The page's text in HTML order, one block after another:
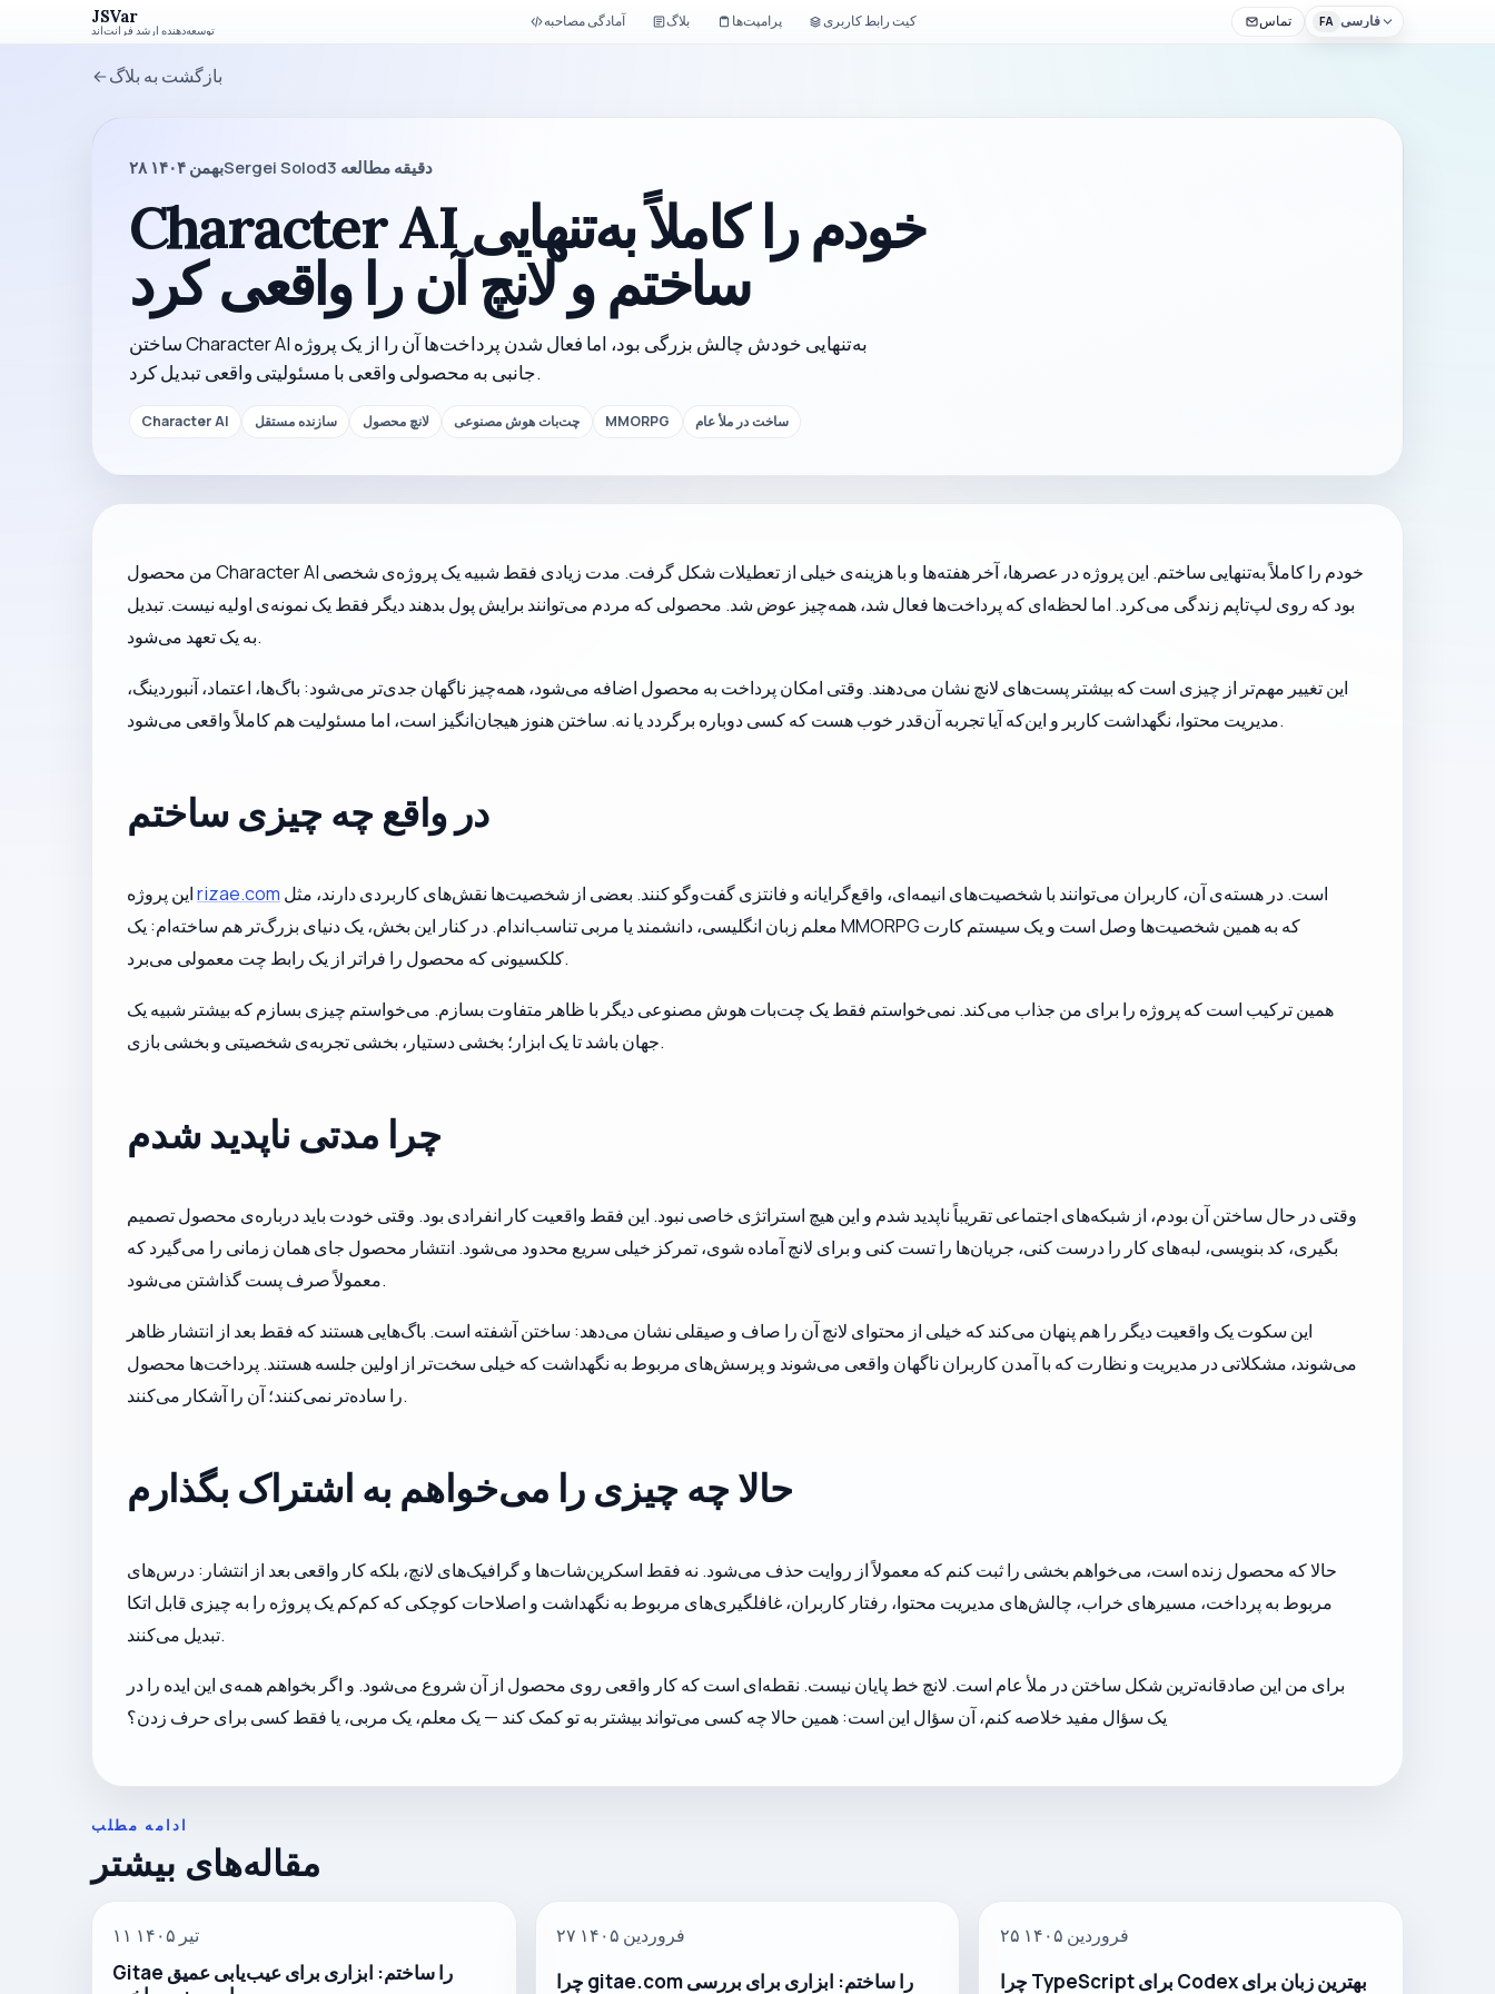
JSVar
توسعه‌دهنده ارشد فرانت‌اند آمادگی مصاحبه بلاگ پرامپت‌ها کیت رابط کاربری تماس FA فارسی
بازگشت به بلاگ
۲۸ بهمن ۱۴۰۴Sergei Solod3 دقیقه مطالعه
Character AI خودم را کاملاً به‌تنهایی
ساختم و لانچ آن را واقعی کرد
ساختن Character AI به‌تنهایی خودش چالش بزرگی بود، اما فعال شدن پرداخت‌ها آن را از یک پروژه
جانبی به محصولی واقعی با مسئولیتی واقعی تبدیل کرد.
Character AI سازنده مستقل لانچ محصول چت‌بات هوش مصنوعی MMORPG ساخت در ملأ عام
من محصول Character AI خودم را کاملاً به‌تنهایی ساختم. این پروژه در عصرها، آخر هفته‌ها و با هزینه‌ی خیلی از تعطیلات شکل گرفت. مدت زیادی فقط شبیه یک پروژه‌ی شخصی
بود که روی لپ‌تاپم زندگی می‌کرد. اما لحظه‌ای که پرداخت‌ها فعال شد، همه‌چیز عوض شد. محصولی که مردم می‌توانند برایش پول بدهند دیگر فقط یک نمونه‌ی اولیه نیست. تبدیل
به یک تعهد می‌شود.
این تغییر مهم‌تر از چیزی است که بیشتر پست‌های لانچ نشان می‌دهند. وقتی امکان پرداخت به محصول اضافه می‌شود، همه‌چیز ناگهان جدی‌تر می‌شود: باگ‌ها، اعتماد، آنبوردینگ،
مدیریت محتوا، نگهداشت کاربر و این‌که آیا تجربه آن‌قدر خوب هست که کسی دوباره برگردد یا نه. ساختن هنوز هیجان‌انگیز است، اما مسئولیت هم کاملاً واقعی می‌شود.
در واقع چه چیزی ساختم
این پروژهrizae.com
معلم زبان انگلیسی، دانشمند یا مربی تناسب‌اندام. در کنار این بخش، یک دنیای بزرگ‌تر هم ساخته‌ام: یک MMORPG که به همین شخصیت‌ها وصل است و یک سیستم کارت
کلکسیونی که محصول را فراتر از یک رابط چت معمولی می‌برد.
همین ترکیب است که پروژه را برای من جذاب می‌کند. نمی‌خواستم فقط یک چت‌بات هوش مصنوعی دیگر با ظاهر متفاوت بسازم. می‌خواستم چیزی بسازم که بیشتر شبیه یک
جهان باشد تا یک ابزار؛ بخشی دستیار، بخشی تجربه‌ی شخصیتی و بخشی بازی.
چرا مدتی ناپدید شدم
وقتی در حال ساختن آن بودم، از شبکه‌های اجتماعی تقریباً ناپدید شدم و این هیچ استراتژی خاصی نبود. این فقط واقعیت کار انفرادی بود. وقتی خودت باید درباره‌ی محصول تصمیم
بگیری، کد بنویسی، لبه‌های کار را درست کنی، جریان‌ها را تست کنی و برای لانچ آماده شوی، تمرکز خیلی سریع محدود می‌شود. انتشار محصول جای همان زمانی را می‌گیرد که
معمولاً صرف پست گذاشتن می‌شود.
این سکوت یک واقعیت دیگر را هم پنهان می‌کند که خیلی از محتوای لانچ آن را صاف و صیقلی نشان می‌دهد: ساختن آشفته است. باگ‌هایی هستند که فقط بعد از انتشار ظاهر
می‌شوند، مشکلاتی در مدیریت و نظارت که با آمدن کاربران ناگهان واقعی می‌شوند و پرسش‌های مربوط به نگهداشت که خیلی سخت‌تر از اولین جلسه هستند. پرداخت‌ها محصول
را ساده‌تر نمی‌کنند؛ آن را آشکار می‌کنند.
حالا چه چیزی را می‌خواهم به اشتراک بگذارم
حالا که محصول زنده است، می‌خواهم بخشی را ثبت کنم که معمولاً از روایت حذف می‌شود. نه فقط اسکرین‌شات‌ها و گرافیک‌های لانچ، بلکه کار واقعی بعد از انتشار: درس‌های
مربوط به پرداخت، مسیرهای خراب، چالش‌های مدیریت محتوا، رفتار کاربران، غافلگیری‌های مربوط به نگهداشت و اصلاحات کوچکی که کم‌کم یک پروژه را به چیزی قابل اتکا
تبدیل می‌کنند.
برای من این صادقانه‌ترین شکل ساختن در ملأ عام است. لانچ خط پایان نیست. نقطه‌ای است که کار واقعی روی محصول از آن شروع می‌شود. و اگر بخواهم همه‌ی این ایده را در
یک سؤال مفید خلاصه کنم، آن سؤال این است: همین حالا چه کسی می‌تواند بیشتر به تو کمک کند — یک معلم، یک مربی، یا فقط کسی برای حرف زدن؟
ادامه مطلب
مقاله‌های بیشتر
۱۱ تیر ۱۴۰۵
Gitae را ساختم: ابزاری برای عیب‌یابی عمیق
۲۷ فروردین ۱۴۰۵
چرا gitae.com را ساختم: ابزاری برای بررسی
۲۵ فروردین ۱۴۰۵
چرا TypeScript برای Codex بهترین زبان برای